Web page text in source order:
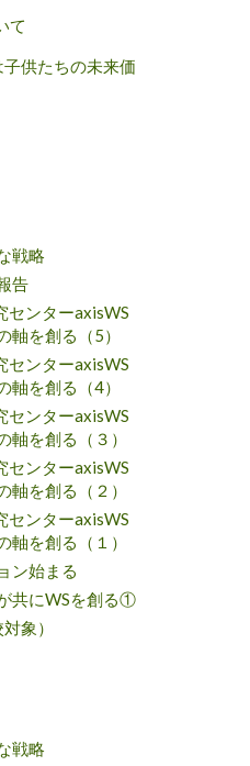
て
供たちの未来価
戦略
告
センターaxisWS
軸を創る（5）
センターaxisWS
軸を創る（4）
センターaxisWS
軸を創る（３）
センターaxisWS
軸を創る（２）
センターaxisWS
軸を創る（１）
ン始まる
共にWSを創る①
象）
戦略